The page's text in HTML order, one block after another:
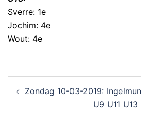
Sverre: 1e
Jochim: 4e
Wout: 4e
Zondag 10-03-2019:
U9 U11 U13